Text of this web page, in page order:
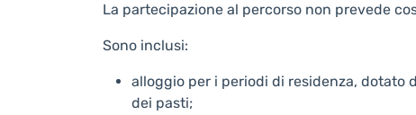
La partecipazione al percorso non prevede
Sono inclusi:
alloggio per i periodi di residenza, dotato
dei pasti;